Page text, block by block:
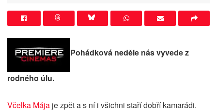
Pohádková neděle nás vyvede z
rodného úlu.
Včelka Mája je zpět a s ní i všichni staří dobří kamarádi.